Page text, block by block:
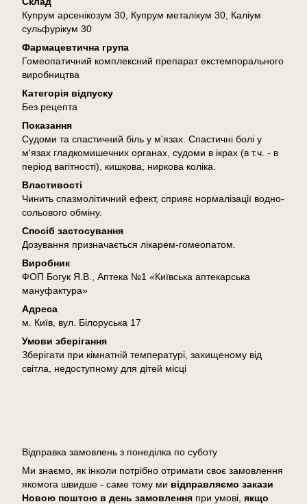
Купрум арсенікозум 30, Купрум металікум 30, Каліум
сульфурікум 30
Фармацевтична група
Гомеопатичний комплексний препарат екстемпорального
виробництва
Категорія відпуску
Без рецепта
Показання
Судоми та спастичний біль у м'язах. Спастичні болі у
м'язах гладкомишечних органах, судоми в ікрах (в т.ч. - в
період вагітності), кишкова, ниркова коліка.
Властивості
Чинить спазмолітичний ефект, сприяє нормалізації водно-
сольового обміну.
Спосіб застосування
Дозування призначається лікарем-гомеопатом.
Виробник
ФОП Богук Я.В., Аптека №1 «Київська аптекарська
мануфактура»
Адреса
м. Київ, вул. Білоруська 17
Умови зберігання
Зберігати при кімнатній температурі, захищеному від
світла, недоступному для дітей місці
Відправка замовлень з понеділка по суботу
Ми знаємо, як інколи потрібно отримати своє замовлення
якомога швидше - саме тому ми відправляємо закази
Новою поштою в день замовлення при умові, якщо